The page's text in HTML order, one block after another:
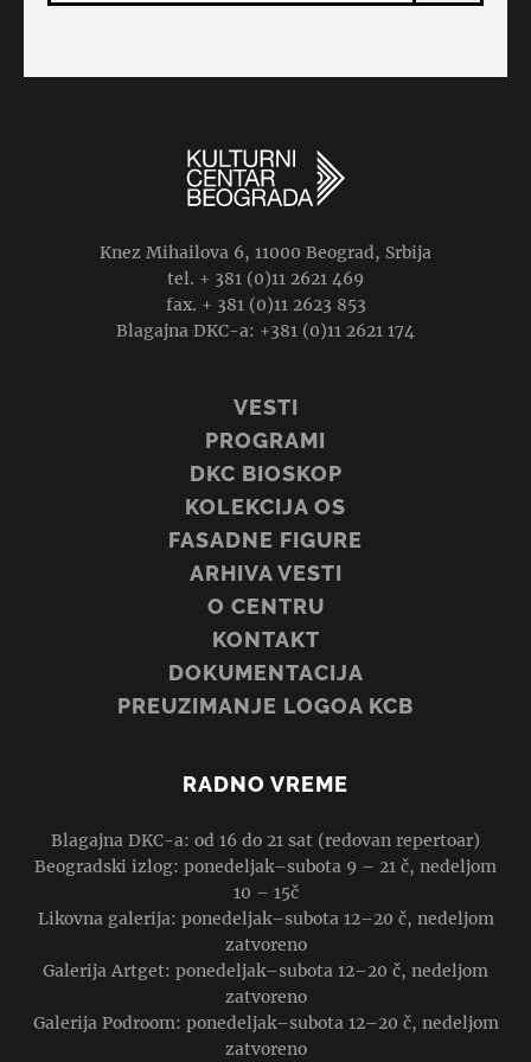
Knez Mihailova 6, 11000 Beograd, Srbija
tel. + 381 (0)11 2621 469
fax. + 381 (0)11 2623 853
Blagajna DKC-a: +381 (0)11 2621 174
VESTI
PROGRAMI
DKC BIOSKOP
KOLEKCIJA OS
FASADNE FIGURE
ARHIVA VESTI
O CENTRU
KONTAKT
DOKUMENTACIJA
PREUZIMANJE LOGOA KCB
RADNO VREME
Blagajna DKC-a: od 16 do 21 sat (redovan repertoar)
Beogradski izlog: ponedeljak–subota 9 – 21 č, nedeljom
10 – 15č
Likovna galerija: ponedeljak–subota 12–20 č, nedeljom
zatvoreno
Galerija Artget: ponedeljak–subota 12–20 č, nedeljom
zatvoreno
Galerija Podroom: ponedeljak–subota 12–20 č, nedeljom
zatvoreno